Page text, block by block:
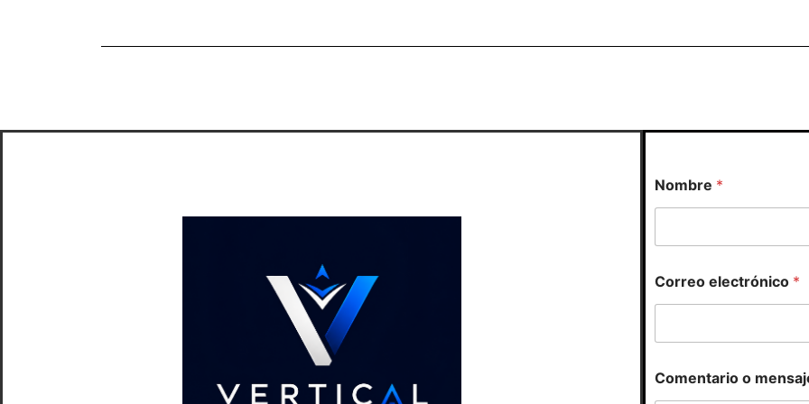
Nombre *
o
r
e
o
C
Correo electrónico *
Comentario o